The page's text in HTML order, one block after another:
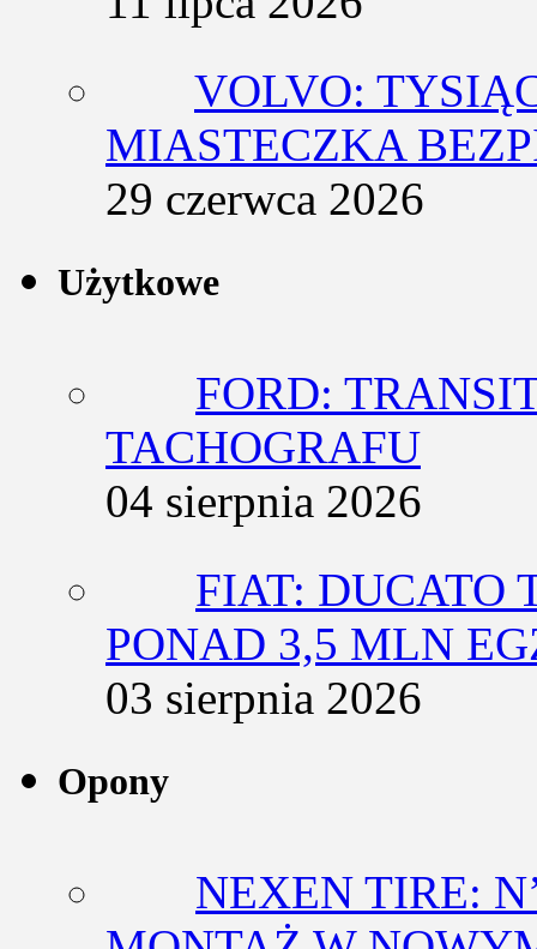
VOLVO:
MIASTECZKA
29 czerwca 2026
Użytkowe
FORD:
TACHOGRAFU
04 sierpnia 2026
FIAT: DUCATO
PONAD 3,5 MLN
03 sierpnia 2026
Opony
NEXEN TIRE: